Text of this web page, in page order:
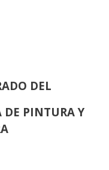
DEL
DE PINTURA Y